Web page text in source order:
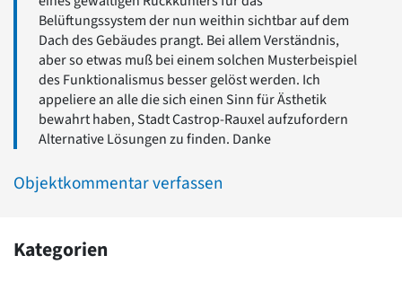
Belüftungssystem der nun weithin sichtbar auf dem
Dach des Gebäudes prangt. Bei allem Verständnis,
aber so etwas muß bei einem solchen Musterbeispiel
des Funktionalismus besser gelöst werden. Ich
appeliere an alle die sich einen Sinn für Ästhetik
bewahrt haben, Stadt Castrop-Rauxel aufzufordern
Alternative Lösungen zu finden. Danke
Objektkommentar verfassen
Kategorien